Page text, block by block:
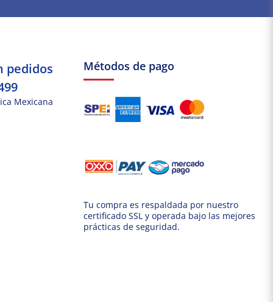
pedidos
Mexicana
Métodos de pago
Tu compra es respaldada por nuestro
certificado SSL y operada bajo las mejores
prácticas de seguridad.